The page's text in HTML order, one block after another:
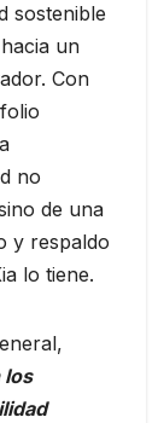
sostenible
un
Con
no
de una
y respaldo
lo tiene.
los